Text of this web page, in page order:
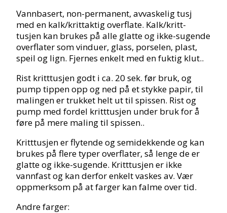
Vannbasert, non-permanent, avvaskelig tusj
med en kalk/krittaktig overflate. Kalk/kritt-
tusjen kan brukes på alle glatte og ikke-sugende
overflater som vinduer, glass, porselen, plast,
speil og lign. Fjernes enkelt med en fuktig klut..
Rist kritttusjen godt i ca. 20 sek. før bruk, og
pump tippen opp og ned på et stykke papir, til
malingen er trukket helt ut til spissen. Rist og
pump med fordel kritttusjen under bruk for å
føre på mere maling til spissen..
Kritttusjen er flytende og semidekkende og kan
brukes på flere typer overflater, så lenge de er
glatte og ikke-sugende. Kritttusjen er ikke
vannfast og kan derfor enkelt vaskes av. Vær
oppmerksom på at farger kan falme over tid.
Andre farger: